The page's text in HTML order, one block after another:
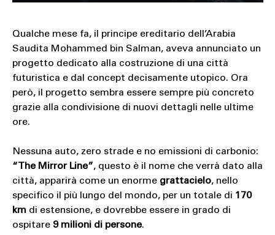
Qualche mese fa, il principe ereditario dell’Arabia
Saudita Mohammed bin Salman, aveva annunciato un
progetto dedicato alla costruzione di una città
futuristica e dal concept decisamente utopico. Ora
però, il progetto sembra essere sempre più concreto
grazie alla condivisione di nuovi dettagli nelle ultime
ore.
Nessuna auto, zero strade e no emissioni di carbonio:
“The Mirror Line”, questo è il nome che verrà dato alla
città, apparirà come un enorme grattacielo, nello
specifico il più lungo del mondo, per un totale di 170
km di estensione, e dovrebbe essere in grado di
ospitare 9 milioni di persone.